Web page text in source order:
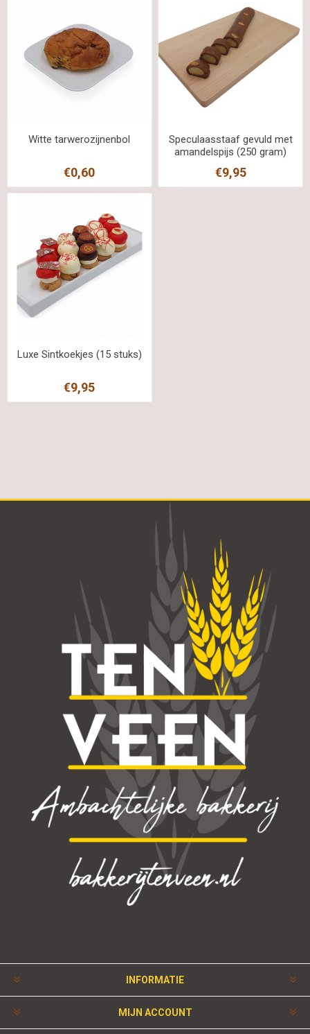
Witte tarwerozijnenbol
€0,60
Speculaasstaaf gevuld met
amandelspijs (250 gram)
€9,95
Luxe Sintkoekjes (15 stuks)
€9,95
INFORMATIE
MIJN ACCOUNT